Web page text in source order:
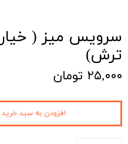
سرویس میز ( خیار
ترش)
۲۵,۰۰۰ تومان
افزودن به سبد خرید